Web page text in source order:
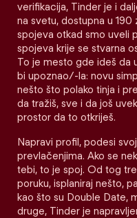
verifikacija, Tinder je i
na svetu, dostupna u 190
spojeva otkad smo uveli
spojeva krije se stvarna
To je mesto gde ideš da
bi upoznao/-la: novu
nešto što polako tinja i
da tražiš, sve i da još
prostor da to otkriješ.
Napravi profil, podesi
prevlačenjima. Ako se
tebi, to je spoj. Od tog
poruku, isplaniraj nešto,
kao što su Double Date,
druge, Tinder je